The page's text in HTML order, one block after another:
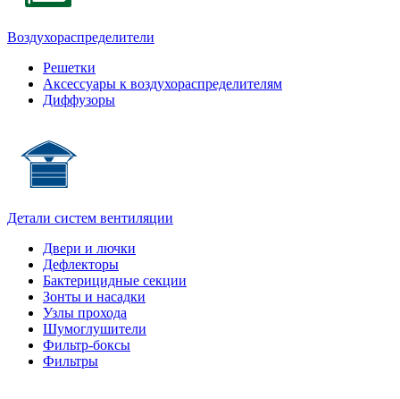
Воздухораспределители
Решетки
Аксессуары к воздухораспределителям
Диффузоры
Детали систем вентиляции
Двери и лючки
Дефлекторы
Бактерицидные секции
Зонты и насадки
Узлы прохода
Шумоглушители
Фильтр-боксы
Фильтры